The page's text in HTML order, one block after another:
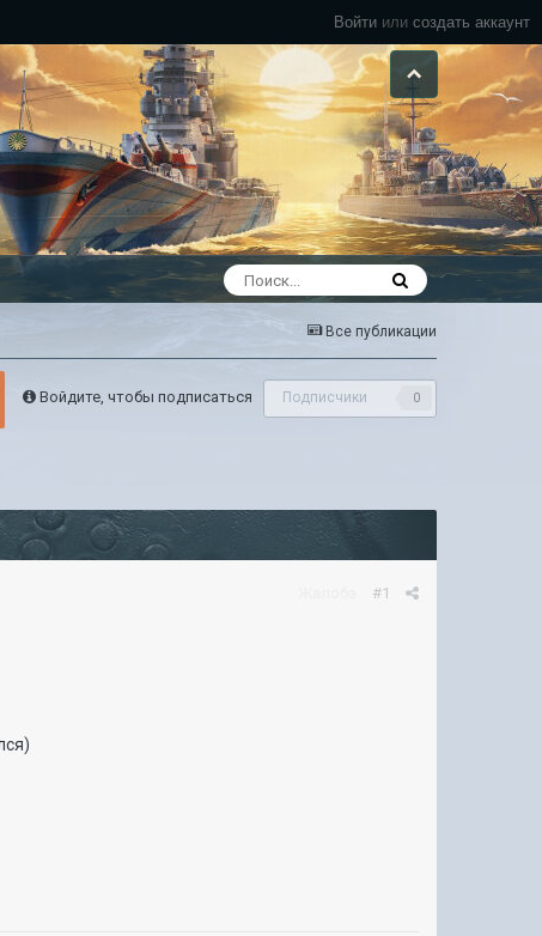
Войти или создать аккаунт
Все публикации
Войдите, чтобы подписаться Подписчики 0
#1